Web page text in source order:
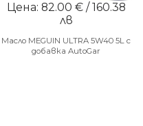
Цена: 82.00 € / 160.38
лв
Масло MEGUIN ULTRA 5W40 5L с
добавка AutoGar